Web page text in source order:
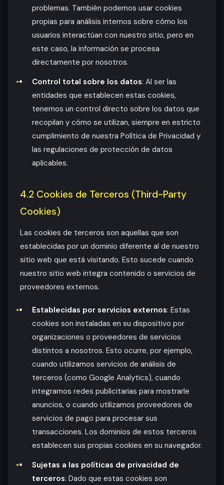
problemas. También podemos usar cookies
propias para análisis internos sobre cómo los
usuarios interactúan con nuestro sitio, pero en
este caso, la información se procesa
directamente por nosotros.
Control total sobre los datos: Al ser las
entidades que establecen estas cookies,
tenemos un control directo sobre los datos que
recopilan y cómo se utilizan, siempre en estricto
cumplimiento de nuestra Política de Privacidad y
las regulaciones de protección de datos
aplicables.
4.2 Cookies de Terceros (Third-Party
Cookies)
Las cookies de terceros son aquellas que son
establecidas por un dominio diferente al de nuestro
sitio web que está visitando. Esto sucede cuando
nuestro sitio web integra contenido o servicios de
proveedores externos.
Establecidas por servicios externos: Estas
cookies son instaladas en su dispositivo por
organizaciones o proveedores de servicios
distintos a nosotros. Esto ocurre, por ejemplo,
cuando utilizamos servicios de análisis de
terceros (como Google Analytics), cuando
integramos redes publicitarias para mostrarle
anuncios, o cuando utilizamos proveedores de
servicios de pago para procesar sus
transacciones. Los dominios de estos terceros
establecen sus propias cookies en su navegador.
Sujetas a las políticas de privacidad de
terceros: Dado que estas cookies son